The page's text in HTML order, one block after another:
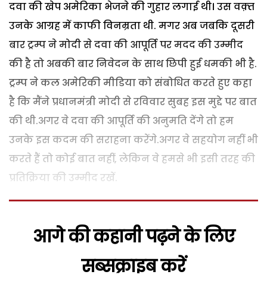
दवा की खेप अमेरिका भेजने की गुहार लगाई थी। उस वक़्त
उनके आग्रह में काफी विनम्रता थी. मगर अब जबकि दूसरी
बार ट्रम्प ने मोदी से दवा की आपूर्ति पर मदद की उम्मीद
की है तो अबकी बार निवेदन के साथ छिपी हुई धमकी भी है.
ट्रम्प ने कल अमेरिकी मीडिया को संबोधित करते हुए कहा
है कि मैंने प्रधानमंत्री मोदी से रविवार सुबह इस मुद्दे पर बात
की थी.अगर वे दवा की आपूर्ति की अनुमति देंगे तो हम
उनके इस कदम की सराहना करेंगे.अगर वे सहयोग नहीं भी
करते हैं तो कोई बात नहीं, लेकिन वे हमसे भी इसी तरह की
प्रतिक्रिया की उम्मीद रखें.
आगे की कहानी पढ़ने के लिए
सब्सक्राइब करें